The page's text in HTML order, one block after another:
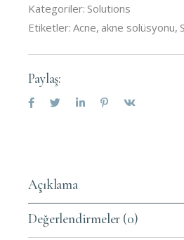
Kategoriler: Solutions
Etiketler: Acne, akne solüsyonu,
Paylaş:
Açıklama
Değerlendirmeler (0)